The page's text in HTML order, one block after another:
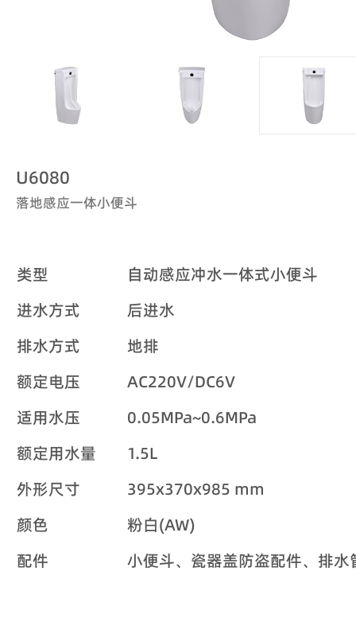
U6080
落地感应一体小便斗
类型
自动感应冲水一体式小便斗
进水方式
后进水
排水方式
地排
额定电压
AC220V/DC6V
适用水压
0.05MPa~0.6MPa
额定用水量
1.5L
外形尺寸
395x370x985 mm
颜色
粉白(AW)
配件
小便斗、瓷器盖防盗配件、排水